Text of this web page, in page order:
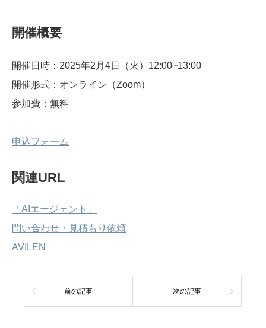
開催概要
開催日時：2025年2月4日（火）12:00~13:00
開催形式：オンライン（Zoom）
参加費：無料
申込フォーム
関連URL
「AIエージェント」
問い合わせ・見積もり依頼
AVILEN
前の記事 次の記事